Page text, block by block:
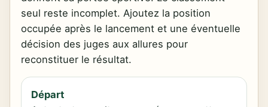
seul reste incomplet. Ajoutez la position
occupée après le lancement et une éventuelle
décision des juges aux allures pour
reconstituer le résultat.
Départ